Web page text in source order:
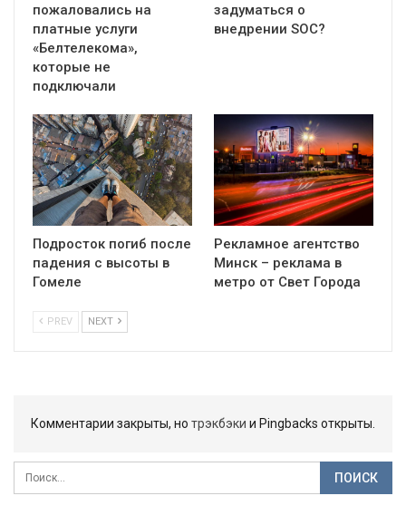
пожаловались на
платные услуги
«Белтелекома»,
которые не
подключали
задуматься о
внедрении SOC?
Подросток погиб после
падения с высоты в
Гомеле
Рекламное агентство
Минск – реклама в
метро от Свет Города
PREV NEXT
Комментарии закрыты, но трэкбэки и Pingbacks открыты.